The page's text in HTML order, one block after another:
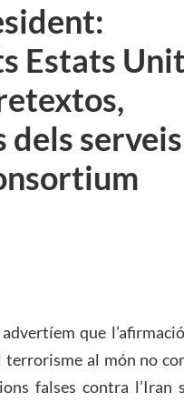
Estats
dels serveis
que
terrorisme al món no
falses contra l’Iran